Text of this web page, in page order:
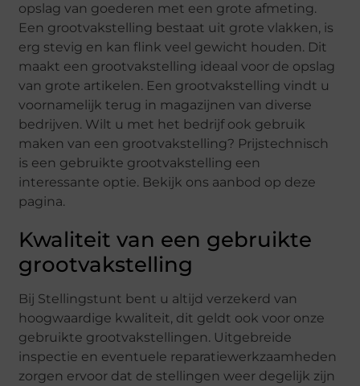
opslag van goederen met een grote afmeting.
Een grootvakstelling bestaat uit grote vlakken, is
erg stevig en kan flink veel gewicht houden. Dit
maakt een grootvakstelling ideaal voor de opslag
van grote artikelen. Een grootvakstelling vindt u
voornamelijk terug in magazijnen van diverse
bedrijven. Wilt u met het bedrijf ook gebruik
maken van een grootvakstelling? Prijstechnisch
is een gebruikte grootvakstelling een
interessante optie. Bekijk ons aanbod op deze
pagina.
Kwaliteit van een gebruikte
grootvakstelling
Bij Stellingstunt bent u altijd verzekerd van
hoogwaardige kwaliteit, dit geldt ook voor onze
gebruikte grootvakstellingen. Uitgebreide
inspectie en eventuele reparatiewerkzaamheden
zorgen ervoor dat de stellingen weer degelijk zijn